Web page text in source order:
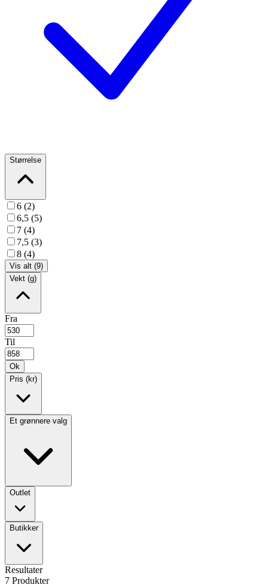
Størrelse
6 (2)
6,5 (5)
7 (4)
7,5 (3)
8 (4)
Vis alt (9)
Vekt (g)
Fra
Til
Ok
Pris (kr)
Et grønnere valg
Outlet
Butikker
Resultater
7 Produkter